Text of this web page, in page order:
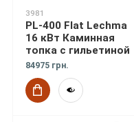
3981
PL-400 Flat Lechma
16 кВт Каминная
топка с гильетиной
84975 грн.